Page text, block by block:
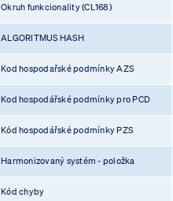
Okruh funkcionality (CL168)
ALGORITMUS HASH
Kod hospodařské podmínky AZS
Kod hospodářské podmínky pro PCD
Kód hospodářské podmínky PZS
Harmonizovaný systém - položka
Kód chyby